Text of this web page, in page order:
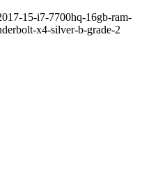
15-i7-7700hq-16gb-ram-
x4-silver-b-grade-2